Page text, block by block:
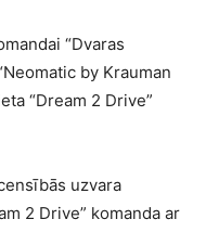
“Dvaras
by Krauman
“Dream 2 Drive”
uzvara
2 Drive” komanda ar